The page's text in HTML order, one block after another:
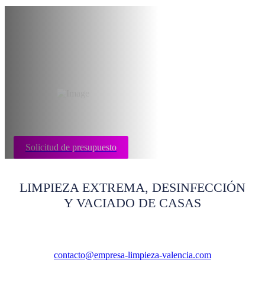
Limpieza Post-
Solicitud de presupuesto
LIMPIEZA EXTREMA, DESINFECCIÓN
Y VACIADO DE CASAS
contacto@empresa-limpieza-valencia.com